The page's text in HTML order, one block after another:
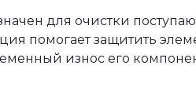
для очистки
помогает защитить
износ его